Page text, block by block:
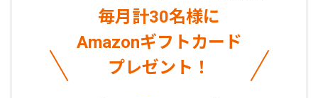
毎月計30名様に
Amazonギフトカード
プレゼント！